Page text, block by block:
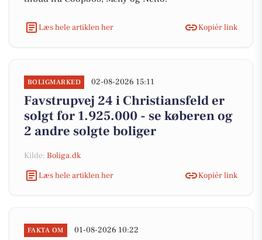
Læs hele artiklen her Kopiér link
BOLIGMARKED 02-08-2026 15:11
Favstrupvej 24 i Christiansfeld er
solgt for 1.925.000 - se køberen og
2 andre solgte boliger
Kilde: Boliga.dk
Læs hele artiklen her
Kopiér link
FAKTA OM 01-08-2026 10:22